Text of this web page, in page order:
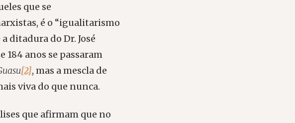
que se
é o “igualitarismo
ditadura do Dr. José
184 anos se passaram
[2], mas a mescla de
viva do que nunca.
que afirmam que no